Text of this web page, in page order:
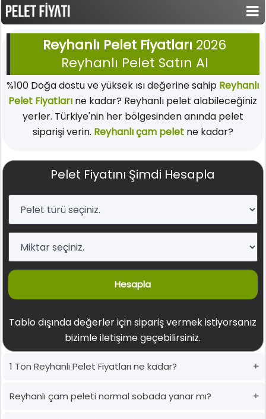
Reyhanlı Pelet Fiyatları 2026
Reyhanlı Pelet Satın Al
%100 Doğa dostu ve yüksek ısı değerine sahip Reyhanlı
Pelet Fiyatları ne kadar? Reyhanlı pelet alabileceğiniz
yerler. Türkiye'nin her bölgesinden anında pelet
siparişi verin. Reyhanlı çam peletne kadar?
Pelet Fiyatını Şimdi Hesapla
Hesapla
Tablo dışında değerler için sipariş vermek istiyorsanız
bizimle iletişime geçebilirsiniz.
1 Ton Reyhanlı Pelet Fiyatları ne kadar?
Reyhanlı çam peleti normal sobada yanar mı?